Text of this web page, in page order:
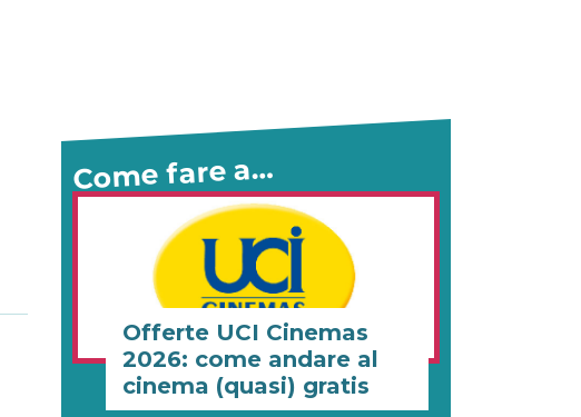
Come fare a…
Offerte UCI Cinemas
2026: come andare al
cinema (quasi) gratis